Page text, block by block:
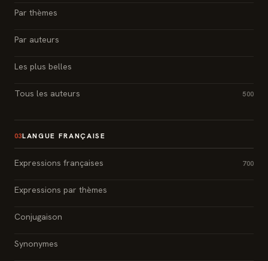
Par thèmes
Par auteurs
Les plus belles
Tous les auteurs 500
03LANGUE FRANÇAISE
Expressions françaises 700
Expressions par thèmes
Conjugaison
Synonymes